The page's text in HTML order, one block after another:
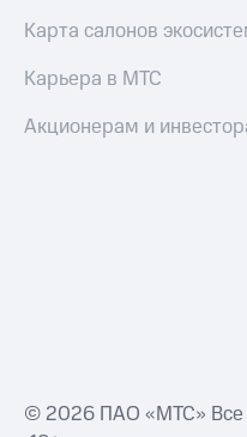
Карта салонов
Карьера в МТС
Акционерам и
© 2026 ПАО «МТС»